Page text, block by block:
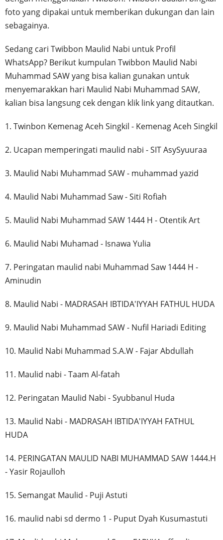
foto yang dipakai untuk memberikan dukungan dan lain
sebagainya.
Sedang cari Twibbon Maulid Nabi untuk Profil
WhatsApp? Berikut kumpulan Twibbon Maulid Nabi
Muhammad SAW yang bisa kalian gunakan untuk
menyemarakkan hari Maulid Nabi Muhammad SAW,
kalian bisa langsung cek dengan klik link yang ditautkan.
1. Twinbon Kemenag Aceh Singkil - Kemenag Aceh Singkil
2. Ucapan memperingati maulid nabi - SIT AsySyuuraa
3. Maulid Nabi Muhammad SAW - muhammad yazid
4. Maulid Nabi Muhammad Saw - Siti Rofiah
5. Maulid Nabi Muhammad SAW 1444 H - Otentik Art
6. Maulid Nabi Muhamad - Isnawa Yulia
7. Peringatan maulid nabi Muhammad Saw 1444 H -
Aminudin
8. Maulid Nabi - MADRASAH IBTIDA'IYYAH FATHUL HUDA
9. Maulid Nabi Muhammad SAW - Nufil Hariadi Editing
10. Maulid Nabi Muhammad S.A.W - Fajar Abdullah
11. Maulid nabi - Taam Al-fatah
12. Peringatan Maulid Nabi - Syubbanul Huda
13. Maulid Nabi - MADRASAH IBTIDA'IYYAH FATHUL
HUDA
14. PERINGATAN MAULID NABI MUHAMMAD SAW 1444.H
- Yasir Rojaulloh
15. Semangat Maulid - Puji Astuti
16. maulid nabi sd dermo 1 - Puput Dyah Kusumastuti